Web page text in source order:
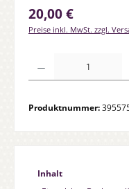
Regulärer Preis:
20,00 €
Preise inkl. MwSt. zzgl.
Produktnummer:
Inhalt